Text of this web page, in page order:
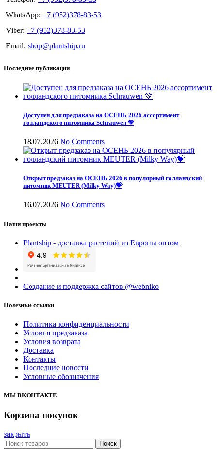
WhatsApp: +7 (952)378-83-53
Viber: +7 (952)378-83-53
Email: shop@plantship.ru
Последние публикации
Доступен для предзаказа на ОСЕНЬ 2026 ассортимент
голландского питомника Schrauwen 💚
18.07.2026 No Comments
Открыт предзаказ на ОСЕНЬ 2026 в популярный голландский
питомник MEUTER (Milky Way)💝
16.07.2026 No Comments
Наши проекты
Plantship - доставка растений из Европы оптом
Создание и поддержка сайтов @webniko
Полезные ссылки
Политика конфиденциальности
Условия предзаказа
Условия возврата
Доставка
Контакты
Последние новости
Условные обозначения
МЫ ВКОНТАКТЕ
Корзина покупок
закрыть
Поиск